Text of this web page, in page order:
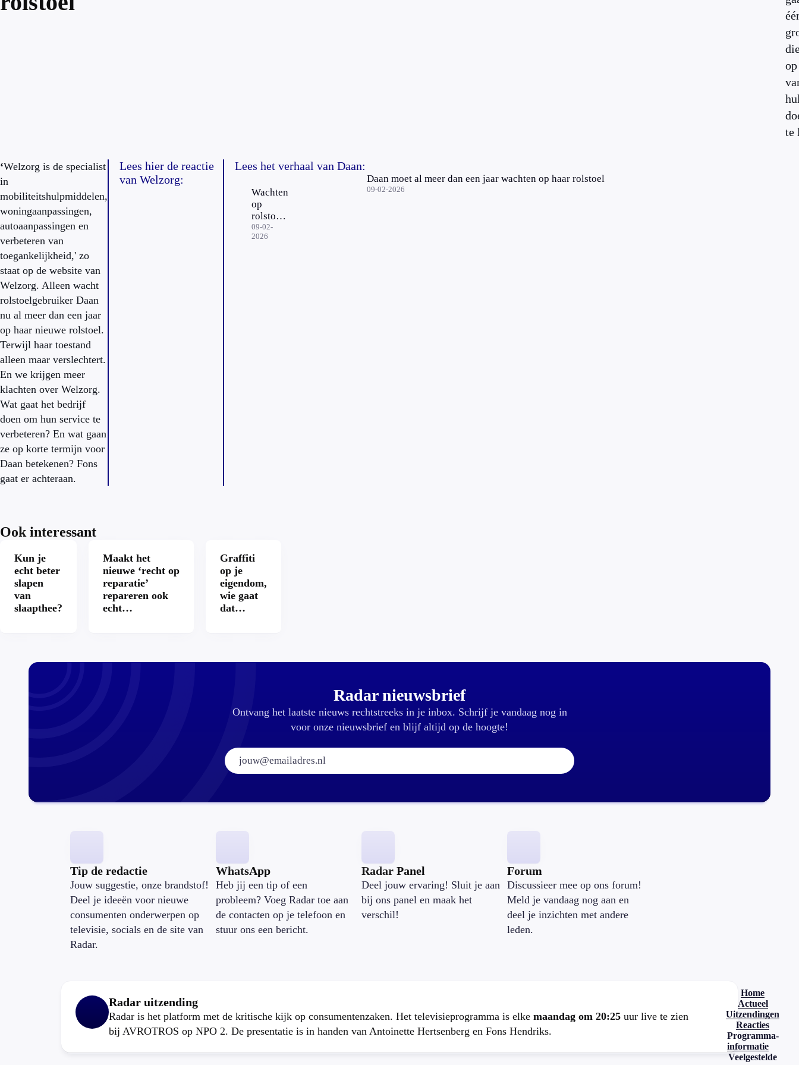
te
‘Welzorg is de specialist
in
mobiliteitshulpmiddelen,
woningaanpassingen,
autoaanpassingen en
verbeteren van
toegankelijkheid,' zo
staat op de website van
Welzorg. Alleen wacht
rolstoelgebruiker Daan
nu al meer dan een jaar
op haar nieuwe rolstoel.
Terwijl haar toestand
alleen maar verslechtert.
En we krijgen meer
klachten over Welzorg.
Wat gaat het bedrijf
doen om hun service te
verbeteren? En wat gaan
ze op korte termijn voor
Daan betekenen? Fons
gaat er achteraan.
Lees hier de reactie
van Welzorg:
Wachten
op
rolstoel
-
Reactie
09-02-
2026
Lees het verhaal van Daan:
Daan moet al meer dan een jaar wachten op haar rolstoel
09-02-2026
Ook interessant
Kun je
echt beter
slapen
van
slaapthee?
Maakt het
nieuwe ‘recht op
reparatie’
repareren ook
echt
Graffiti
op je
eigendom,
wie gaat
dat
Radar nieuwsbrief
Ontvang het laatste nieuws rechtstreeks in je inbox. Schrijf je vandaag nog in
voor onze nieuwsbrief en blijf altijd op de hoogte!
E-mailadres:
Tip de redactie
Jouw suggestie, onze brandstof!
Deel je ideeën voor nieuwe
consumenten onderwerpen op
televisie, socials en de site van
Radar.
WhatsApp
Heb jij een tip of een
probleem? Voeg Radar toe aan
de contacten op je telefoon en
stuur ons een bericht.
Radar Panel
Deel jouw ervaring! Sluit je aan
bij ons panel en maak het
verschil!
Forum
Discussieer mee op ons forum!
Meld je vandaag nog aan en
deel je inzichten met andere
leden.
Radar uitzending
Radar is het platform met de kritische kijk op consumentenzaken. Het televisieprogramma is elke maandag om 20:25 uur live te zien
bij AVROTROS op NPO 2. De presentatie is in handen van Antoinette Hertsenberg en Fons Hendriks.
Home
Actueel
Uitzendingen
Reacties
Programma-
informatie
Veelgestelde